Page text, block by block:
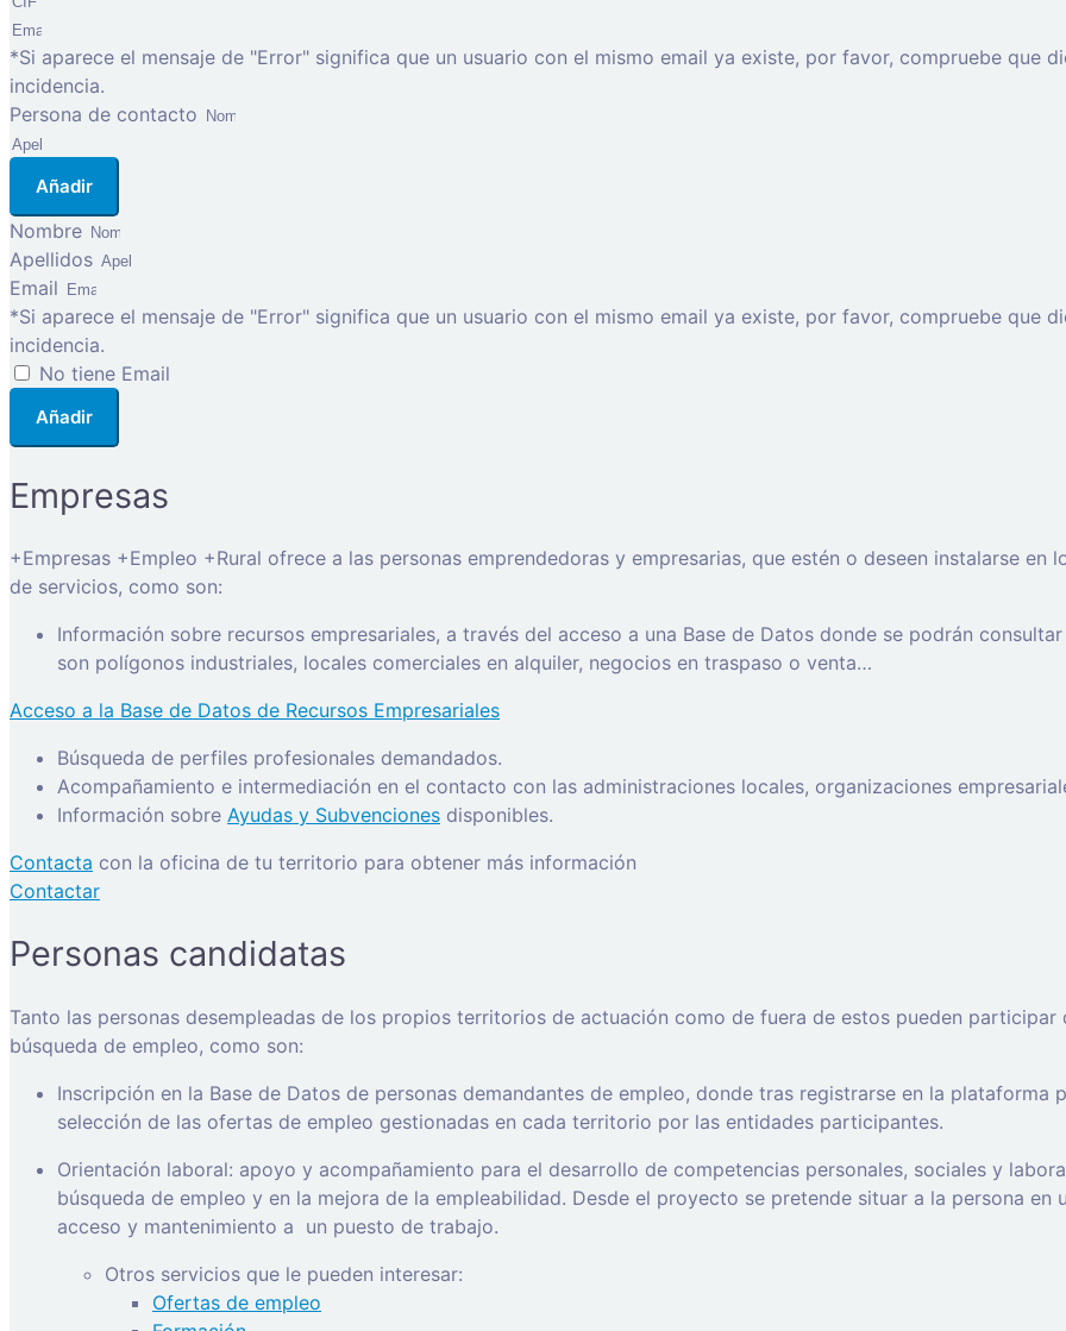
*Si aparece el mensaje de "Error" significa que un usuario con el mismo email ya existe, por favor, compruebe que
incidencia.
Persona de contacto
Añadir
Nombre
Apellidos
Email
*Si aparece el mensaje de "Error" significa que un usuario con el mismo email ya existe, por favor, compruebe que
incidencia.
No tiene Email
Añadir
Empresas
+Empresas +Empleo +Rural ofrece a las personas emprendedoras y empresarias, que estén o deseen instalarse
de servicios, como son:
Información sobre recursos empresariales, a través del acceso a una Base de Datos donde se podrán
son polígonos industriales, locales comerciales en alquiler, negocios en traspaso o venta…
Acceso a la Base de Datos de Recursos Empresariales
Búsqueda de perfiles profesionales demandados.
Acompañamiento e intermediación en el contacto con las administraciones locales, organizaciones
Información sobre Ayudas y Subvenciones disponibles.
Contacta con la oficina de tu territorio para obtener más información
Contactar
Personas candidatas
Tanto las personas desempleadas de los propios territorios de actuación como de fuera de estos pueden
búsqueda de empleo, como son:
Inscripción en la Base de Datos de personas demandantes de empleo, donde tras registrarse en la
selección de las ofertas de empleo gestionadas en cada territorio por las entidades participantes.
Orientación laboral: apoyo y acompañamiento para el desarrollo de competencias personales, sociales y
búsqueda de empleo y en la mejora de la empleabilidad. Desde el proyecto se pretende situar a la persona
acceso y mantenimiento a un puesto de trabajo.
Otros servicios que le pueden interesar:
Ofertas de empleo